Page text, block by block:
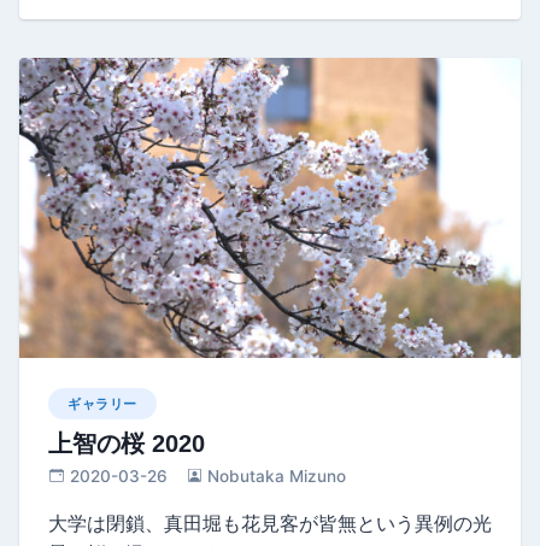
ギャラリー
上智の桜 2020
2020-03-26 Nobutaka Mizuno
大学は閉鎖、真田堀も花見客が皆無という異例の光